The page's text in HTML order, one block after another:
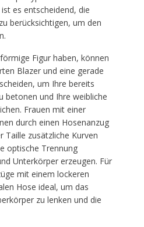
es entscheidend, die
berücksichtigen, um den
Figur haben, können
Blazer und eine gerade
um Ihre bereits
betonen und Ihre weibliche
Frauen mit einer
durch einen Hosenanzug
Taille zusätzliche Kurven
optische Trennung
Unterkörper erzeugen. Für
mit einem lockeren
Hose ideal, um das
zu lenken und die